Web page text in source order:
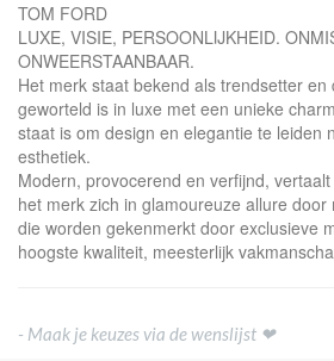
TOM FORD
LUXE, VISIE, PERSOONLIJKHEID.
ONWEERSTAANBAAR.
Het merk staat bekend als trendsetter en
geworteld is in luxe met een unieke
staat is om design en elegantie te leiden
esthetiek.
Modern, provocerend en verfijnd,
het merk zich in glamoureuze allure
die worden gekenmerkt door exclusieve
hoogste kwaliteit, meesterlijk
- Maak je keuzes via de wenslijst ❤